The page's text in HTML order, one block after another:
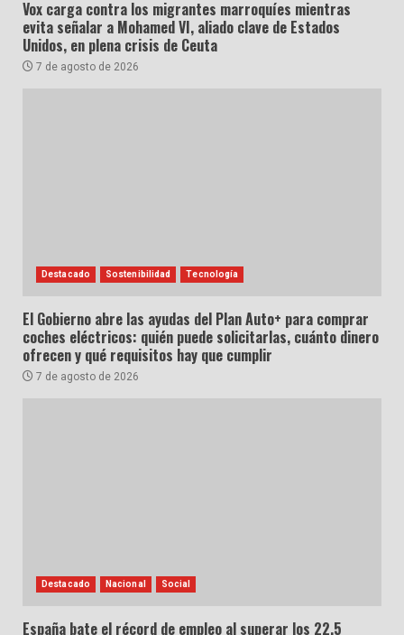
Vox carga contra los migrantes marroquíes mientras
evita señalar a Mohamed VI, aliado clave de Estados
Unidos, en plena crisis de Ceuta
7 de agosto de 2026
Destacado Sostenibilidad Tecnología
El Gobierno abre las ayudas del Plan Auto+ para comprar
coches eléctricos: quién puede solicitarlas, cuánto dinero
ofrecen y qué requisitos hay que cumplir
7 de agosto de 2026
Destacado Nacional Social
España bate el récord de empleo al superar los 22,5